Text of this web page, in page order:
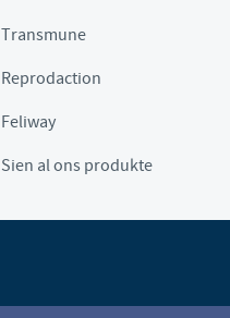
Transmune
Reprodaction
Feliway
Sien al ons produkte